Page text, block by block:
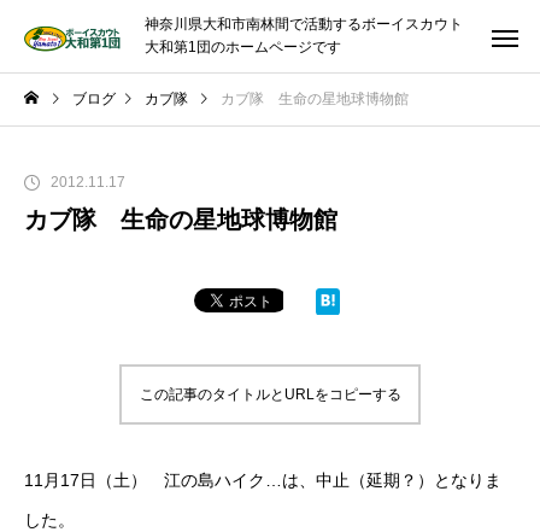
神奈川県大和市南林間で活動するボーイスカウト
大和第1団のホームページです
ブログ カブ隊 カブ隊 生命の星地球博物館
2012.11.17
カブ隊 生命の星地球博物館
この記事のタイトルとURLをコピーする
11月17日（土） 江の島ハイク…は、中止（延期？）となりま
した。